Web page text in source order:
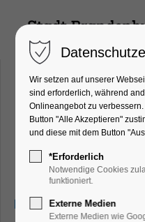
Lesesommer
Ferienkalender,
Aktion
18.08.2026,
Wir setzen auf unserer
sind erforderlich, während
Onlineangebot zu
Button "Alle Akzeptieren"
und diese mit dem Button
*Erforderlich
Notwendige Cookies
funktioniert.
Externe Medien
Externe Medien wie